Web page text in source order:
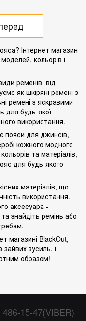
Інтернет магазин
кольорів і
ременів, від
як шкіряні ремені з
ремені з яскравими
для будь-якої
використання.
пояси для джинсів,
кожного модного
та матеріалів,
для будь-якого
матеріалів, що
використання.
аксесуара -
знайдіть ремінь або
магазині BlackOut,
зусиль, і
образом!
15-47(VIBER)